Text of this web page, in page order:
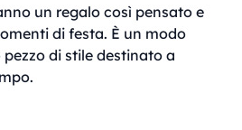
un regalo così pensato e
di festa. È un modo
di stile destinato a